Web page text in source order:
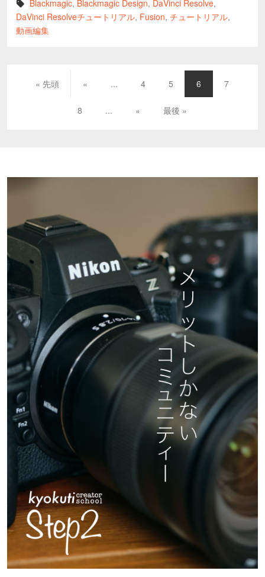
Blackmagic, Blackmagic Design, DaVinci Resolve,
DaVinci Resolveチュートリアル, Fusion, チュートリアル,
動画編集
« 先頭 « ... 4 5 6 7
8 ... » 最後 »